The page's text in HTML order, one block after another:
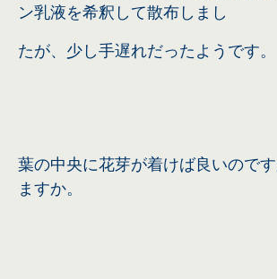
ン乳液を希釈して散布しまし
たが、少し手遅れだったようです。
葉の中央に花芽が着けば良いので
ますか。